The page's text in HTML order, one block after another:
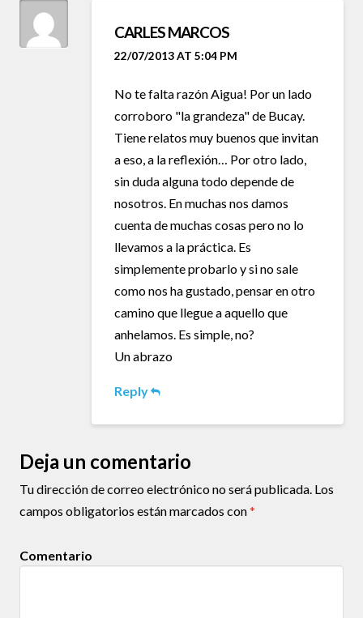
CARLES MARCOS
22/07/2013 AT 5:04 PM
No te falta razón Aigua! Por un lado
corroboro "la grandeza" de Bucay.
Tiene relatos muy buenos que invitan
a eso, a la reflexión… Por otro lado,
sin duda alguna todo depende de
nosotros. En muchas nos damos
cuenta de muchas cosas pero no lo
llevamos a la práctica. Es
simplemente probarlo y si no sale
como nos ha gustado, pensar en otro
camino que llegue a aquello que
anhelamos. Es simple, no?
Un abrazo
Reply
Deja un comentario
Tu dirección de correo electrónico no será publicada. Los
campos obligatorios están marcados con*
Comentario